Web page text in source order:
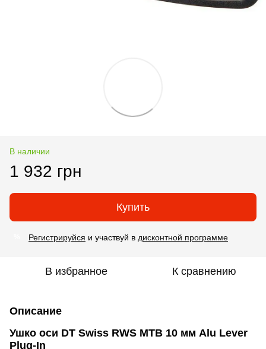
В наличии
1 932 грн
Купить
Регистрируйся и участвуй в дисконтной программе
В избранное К сравнению
Описание
Ушко оси DT Swiss RWS MTB 10 мм Alu Lever
Plug-In